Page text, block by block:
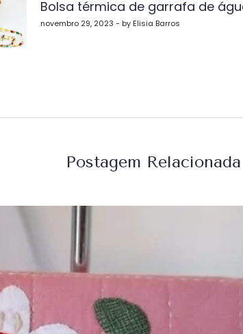
Bolsa térmica de garrafa de
novembro 29, 2023 - by Elisia Barros
Postagem Relacionada